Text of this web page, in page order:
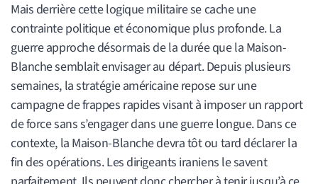
Mais derrière cette logique militaire se cache une
contrainte politique et économique plus profonde. La
guerre approche désormais de la durée que la Maison-
Blanche semblait envisager au départ. Depuis plusieurs
semaines, la stratégie américaine repose sur une
campagne de frappes rapides visant à imposer un rapport
de force sans s’engager dans une guerre longue. Dans ce
contexte, la Maison-Blanche devra tôt ou tard déclarer la
fin des opérations. Les dirigeants iraniens le savent